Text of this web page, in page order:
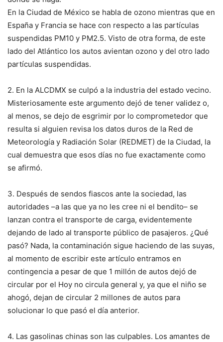
En la Ciudad de México se habla de ozono mientras que en
España y Francia se hace con respecto a las partículas
suspendidas PM10 y PM2.5. Visto de otra forma, de este
lado del Atlántico los autos avientan ozono y del otro lado
partículas suspendidas.
2. En la ALCDMX se culpó a la industria del estado vecino.
Misteriosamente este argumento dejó de tener validez o,
al menos, se dejo de esgrimir por lo comprometedor que
resulta si alguien revisa los datos duros de la Red de
Meteorología y Radiación Solar (REDMET) de la Ciudad, la
cual demuestra que esos días no fue exactamente como
se afirmó.
3. Después de sendos fiascos ante la sociedad, las
autoridades –a las que ya no les cree ni el bendito– se
lanzan contra el transporte de carga, evidentemente
dejando de lado al transporte público de pasajeros. ¿Qué
pasó? Nada, la contaminación sigue haciendo de las suyas,
al momento de escribir este artículo entramos en
contingencia a pesar de que 1 millón de autos dejó de
circular por el Hoy no circula general y, ya que el niño se
ahogó, dejan de circular 2 millones de autos para
solucionar lo que pasó el día anterior.
4. Las gasolinas chinas son las culpables. Los amantes de